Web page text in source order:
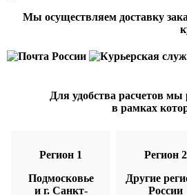
Мы осуществляем доставку
Для удобства расчетов мы
в рамках
Регион 1
Подмосковье
и г. Санкт-
Регион 2
Другие
России